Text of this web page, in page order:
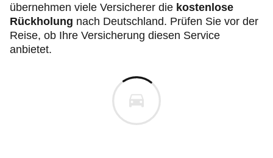
übernehmen viele Versicherer die kostenlose
Rückholung nach Deutschland. Prüfen Sie vor der
Reise, ob Ihre Versicherung diesen Service
anbietet.